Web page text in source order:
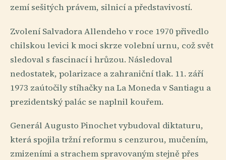
zemí sešitých právem, silnicí a představivostí.
Zvolení Salvadora Allendeho v roce 1970 přivedlo
chilskou levici k moci skrze volební urnu, což svět
sledoval s fascinací i hrůzou. Následoval
nedostatek, polarizace a zahraniční tlak. 11. září
1973 zaútočily stíhačky na La Moneda v Santiagu a
prezidentský palác se naplnil kouřem.
Generál Augusto Pinochet vybudoval diktaturu,
která spojila tržní reformu s cenzurou, mučením,
zmizeními a strachem spravovaným stejně přes